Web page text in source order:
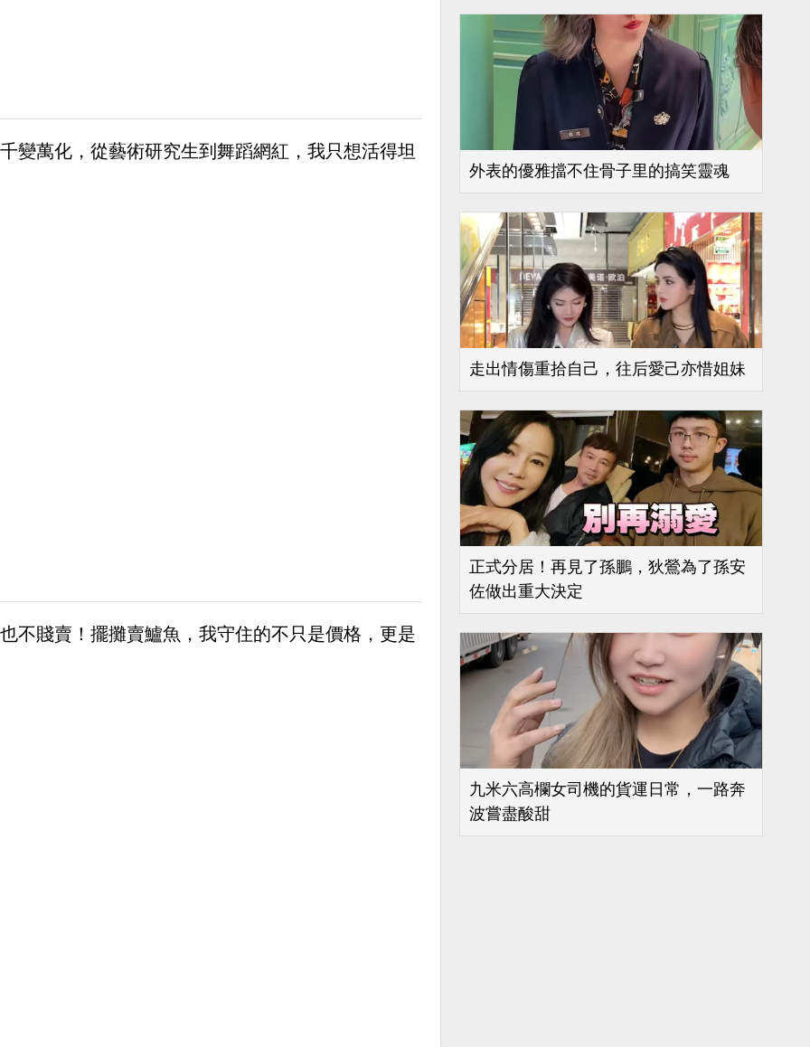
變萬化，從藝術研究生到舞蹈網紅，我只想活得坦
不賤賣！擺攤賣鱸魚，我守住的不只是價格，更是
外表的優雅擋不住骨子里的搞笑靈魂
走出情傷重拾自己，往后愛己亦惜姐妹
正式分居！再見了孫鵬，狄鶯為了孫安
佐做出重大決定
九米六高欄女司機的貨運日常，一路奔
波嘗盡酸甜